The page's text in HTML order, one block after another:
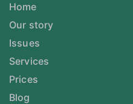
Home
Our story
Issues
Services
Prices
Blog